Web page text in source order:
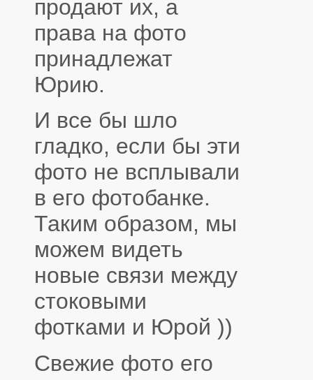
продают их, а
права на фото
принадлежат
Юрию.
И все бы шло
гладко, если бы эти
фото не всплывали
в его фотобанке.
Таким образом, мы
можем видеть
новые связи между
стоковыми
фотками и Юрой ))
Свежие фото его